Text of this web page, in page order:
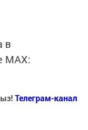
в
MАХ:
Телеграм-канал